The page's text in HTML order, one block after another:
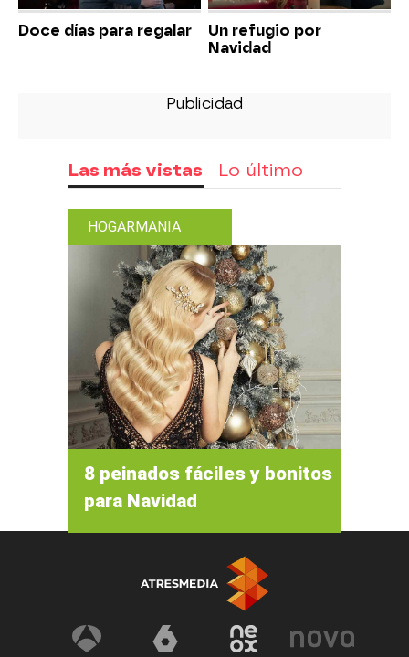
Doce días para regalar
Un refugio por
Navidad
Las más vistas Lo último
HOGARMANIA
8 peinados fáciles y bonitos
para Navidad